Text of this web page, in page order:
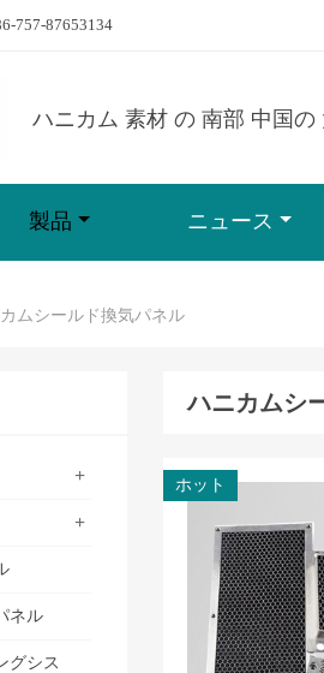
757-87653134
ハニカム 素材 の 南部 中国の
製品 ニュース
ムシールド換気パネル
ハニカムシ
ホット
+
+
ネル
グシス